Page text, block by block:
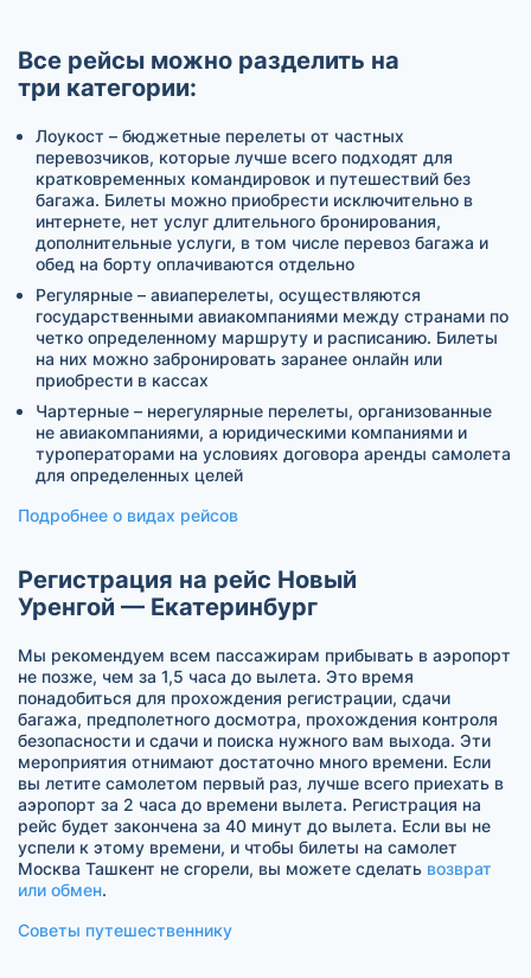
Все рейсы можно разделить на
три категории:
Лоукост – бюджетные перелеты от частных
перевозчиков, которые лучше всего подходят для
кратковременных командировок и путешествий без
багажа. Билеты можно приобрести исключительно в
интернете, нет услуг длительного бронирования,
дополнительные услуги, в том числе перевоз багажа и
обед на борту оплачиваются отдельно
Регулярные – авиаперелеты, осуществляются
государственными авиакомпаниями между странами по
четко определенному маршруту и расписанию. Билеты
на них можно забронировать заранее онлайн или
приобрести в кассах
Чартерные – нерегулярные перелеты, организованные
не авиакомпаниями, а юридическими компаниями и
туроператорами на условиях договора аренды самолета
для определенных целей
Подробнее о видах рейсов
Регистрация на рейс Новый
Уренгой — Екатеринбург
Мы рекомендуем всем пассажирам прибывать в аэропорт
не позже, чем за 1,5 часа до вылета. Это время
понадобиться для прохождения регистрации, сдачи
багажа, предполетного досмотра, прохождения контроля
безопасности и сдачи и поиска нужного вам выхода. Эти
мероприятия отнимают достаточно много времени. Если
вы летите самолетом первый раз, лучше всего приехать в
аэропорт за 2 часа до времени вылета. Регистрация на
рейс будет закончена за 40 минут до вылета. Если вы не
успели к этому времени, и чтобы билеты на самолет
Москва Ташкент не сгорели, вы можете сделать возврат
или обмен.
Советы путешественнику